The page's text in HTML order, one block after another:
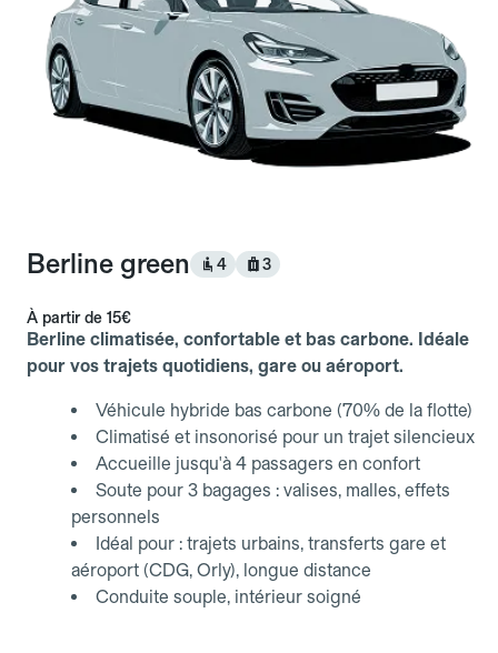
Berline green 4 3
À partir de 15€
Berline climatisée, confortable et bas carbone. Idéale
pour vos trajets quotidiens, gare ou aéroport.
Véhicule hybride bas carbone (70% de la flotte)
Climatisé et insonorisé pour un trajet silencieux
Accueille jusqu'à 4 passagers en confort
Soute pour 3 bagages : valises, malles, effets
personnels
Idéal pour : trajets urbains, transferts gare et
aéroport (CDG, Orly), longue distance
Conduite souple, intérieur soigné